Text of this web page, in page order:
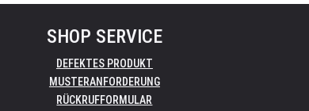
SHOP SERVICE
DEFEKTES PRODUKT
MUSTERANFORDERUNG
RÜCKRUFFORMULAR